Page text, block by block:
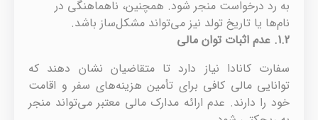
به رد درخواست منجر شود. همچنین، ناهماهنگی در
نام‌ها یا تاریخ تولد نیز می‌تواند مشکل‌ساز باشد.
1.2. عدم اثبات توان مالی
سفارت کانادا نیاز دارد تا متقاضیان نشان دهند که
توانایی مالی کافی برای تأمین هزینه‌های سفر و اقامت
خود را دارند. عدم ارائه مدارک مالی معتبر می‌تواند منجر